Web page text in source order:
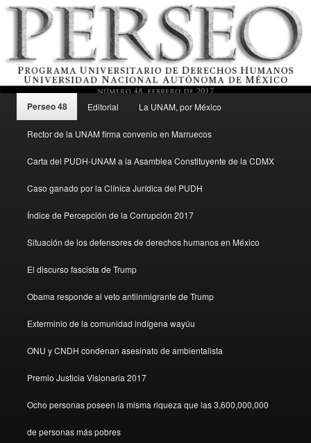
Perseo – PUDH UNAM
Menú principal
Ir al contenido secundario
Perseo 48 Editorial La UNAM, por México
Rector de la UNAM firma convenio en Marruecos
Carta del PUDH-UNAM a la Asamblea Constituyente de la CDMX
Caso ganado por la Clínica Jurídica del PUDH
Índice de Percepción de la Corrupción 2017
Situación de los defensores de derechos humanos en México
El discurso fascista de Trump
Obama responde al veto antiinmigrante de Trump
Exterminio de la comunidad indígena wayúu
ONU y CNDH condenan asesinato de ambientalista
Premio Justicia Visionaria 2017
Ocho personas poseen la misma riqueza que las 3,600,000,000
de personas más pobres